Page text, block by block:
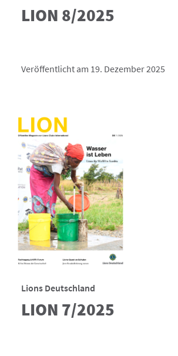
LION 8/2025
Veröffentlicht am 19. Dezember 2025
Lions Deutschland
LION 7/2025